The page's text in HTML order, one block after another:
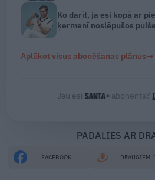
Ko darīt, ja esi kopā ar
ķermenī noslēpušos
Aplūkot visus abonēšanas plānus→
Jau esi abonents?
PADALIES AR
FACEBOOK